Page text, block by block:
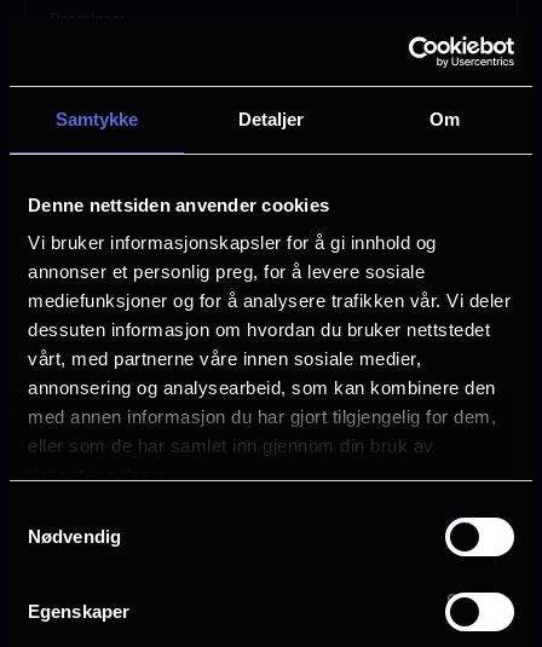
Samtykke Detaljer Om
Denne nettsiden anvender cookies
Vi bruker informasjonskapsler for å gi innhold og
annonser et personlig preg, for å levere sosiale
mediefunksjoner og for å analysere trafikken vår. Vi deler
dessuten informasjon om hvordan du bruker nettstedet
vårt, med partnerne våre innen sosiale medier,
annonsering og analysearbeid, som kan kombinere den
med annen informasjon du har gjort tilgjengelig for dem,
eller som de har samlet inn gjennom din bruk av
Nødvendig
Egenskaper
2 timer 25 min
Steven Spielberg
Vurdering: (329 stemmer 69.38%)
Rollebesetning
Josh O'Connor
Emily Blunt
Colin Firth
Colman Domingo
Eve Hewson
Språk
Sjanger
Se mer